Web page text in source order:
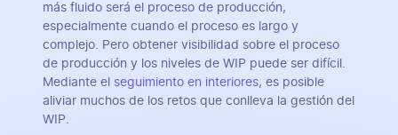
más fluido será el proceso de producción,
especialmente cuando el proceso es largo y
complejo. Pero obtener visibilidad sobre el proceso
de producción y los niveles de WIP puede ser difícil.
Mediante el seguimiento en interiores, es posible
aliviar muchos de los retos que conlleva la gestión del
WIP.